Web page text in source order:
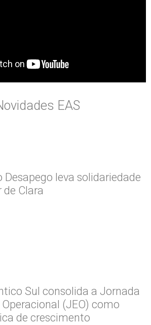
EAS
Desapego leva solidariedade
de Clara
Sul consolida a Jornada
(JEO) como
de crescimento